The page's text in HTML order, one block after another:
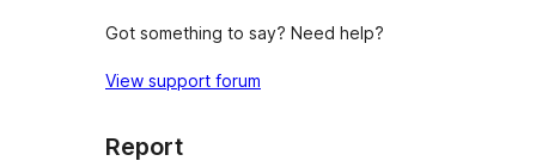
Got something to say? Need help?
View support forum
Report